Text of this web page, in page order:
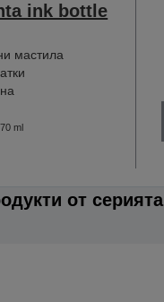
ink bottle
мастила
70 ml
от серията